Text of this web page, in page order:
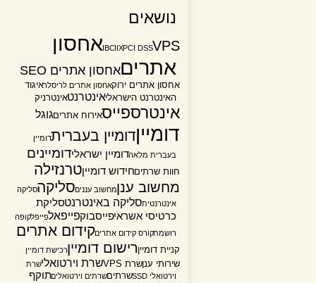
נושאים
IBCIIXPCI DSSVPS
אחסון
אתריםאחסון אתרים SEO
אחסון אתרים ירוק אחסון אתרים לריסלראיגוד
האינטרנט הישראליאינטרנטאינטרניק
אינטרספייס אירוח אתריםגוגל
דומייןדומיין בעבריתדומיין
בעברית מלאהדומיין ישראלידומיינים
חוות שרתיםחידוש דומייןטרנזילה
מחשוב ענןמחשוב ענניםסליקהסליקה
אינטרנטיתסליקה באינטרנטסליקת
כרטיסי אשראיפייסבוקפייפאלפייפלקופה
רושמתקורס קידום אתריםקידום אתרים
קניית דומייןרישום דומייןרכישת דומיין
שירותי ענןשרת VPS שרת וירטואלישרת
וירטואלי SSD
שרתיםשרתים וירטואליםתוקף